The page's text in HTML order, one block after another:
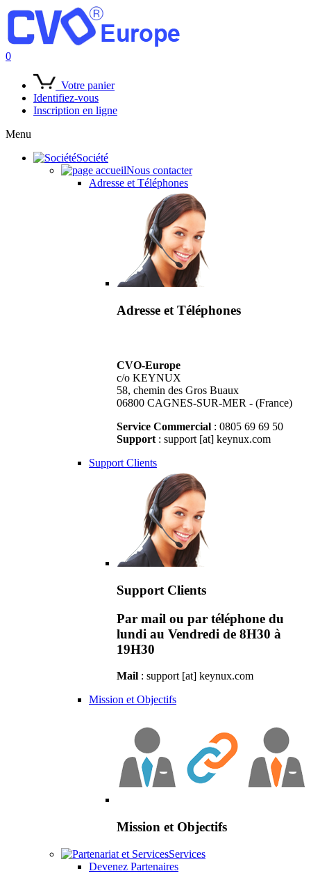
0
Votre panier
Identifiez-vous
Inscription en ligne
Menu
Société
Nous contacter
Adresse et Téléphones
Adresse et Téléphones
CVO-Europe
c/o KEYNUX
58, chemin des Gros Buaux
06800 CAGNES-SUR-MER - (France)
Service Commercial : 0805 69 69 50
Support : support [at] keynux.com
Support Clients
Support Clients
Par mail ou par téléphone du
lundi au Vendredi de 8H30 à
19H30
Mail : support [at] keynux.com
Mission et Objectifs
Mission et Objectifs
Services
Devenez Partenaires